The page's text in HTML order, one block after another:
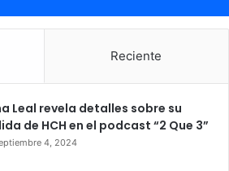
Reciente
Leal revela detalles sobre su
de HCH en el podcast “2 Que 3”
4, 2024